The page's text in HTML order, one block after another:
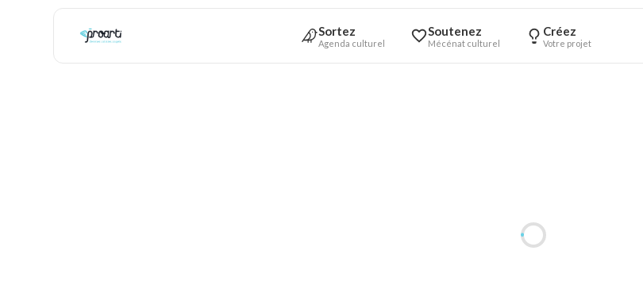
Sortez
Agenda culturel
Soutenez
Mécénat culturel
Créez
Votre projet